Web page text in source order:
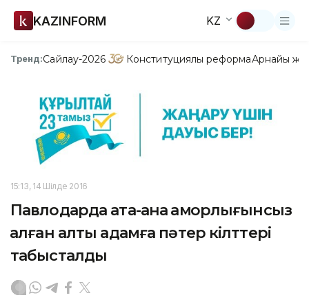
KAZINFORM KZ
Тренд:Сайлау-2026 Конституциялық реформаАрнайы
15:13, 14 Шілде 2016
Павлодарда ата-ана қамқорлығынсыз
қалған алты адамға пәтер кілттері
табысталды